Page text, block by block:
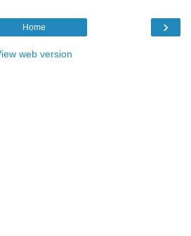
›
Home
web version